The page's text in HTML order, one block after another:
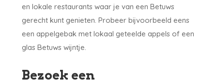
en lokale restaurants waar je van een Betuws
gerecht kunt genieten. Probeer bijvoorbeeld eens
een appelgebak met lokaal geteelde appels of een
glas Betuws wijntje.
Bezoek een